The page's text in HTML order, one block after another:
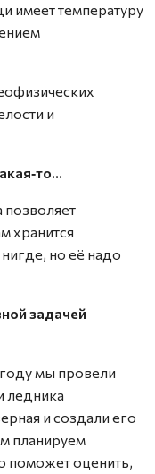
имеет температуру
и
позволяет
хранится
но её надо
задачей
мы провели
ледника
и создали его
планируем
поможет оценить,